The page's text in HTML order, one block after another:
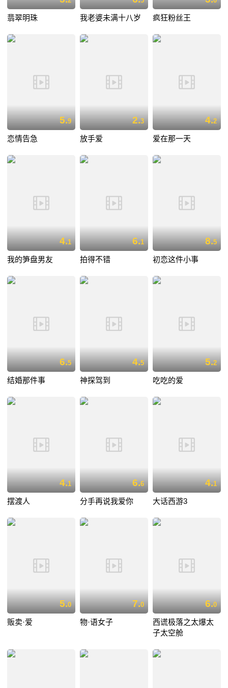
翡翠明珠 我老婆未满十八岁 疯狂粉丝王
5.9
恋情告急
2.3
放手爱
4.2
爱在那一天
4.1
我的笋盘男友
6.1
拍得不错
8.5
初恋这件小事
6.5
结婚那件事
4.5
神探驾到
5.2
吃吃的爱
4.1
摆渡人
6.6
分手再说我爱你
4.1
大话西游3
5.0
贩卖·爱
7.0
物·语女子
6.0
西谎极落之太爆太
子太空舱